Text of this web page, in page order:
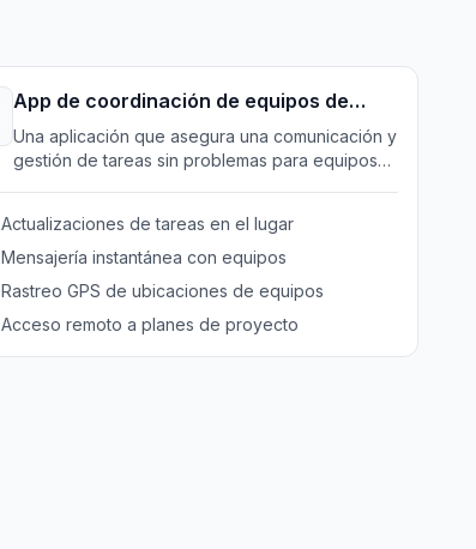
App de coordinación de equipos de
campo
Una aplicación que asegura una comunicación y
gestión de tareas sin problemas para equipos
Actualizaciones de tareas en el lugar
Mensajería instantánea con equipos
Rastreo GPS de ubicaciones de equipos
Acceso remoto a planes de proyecto